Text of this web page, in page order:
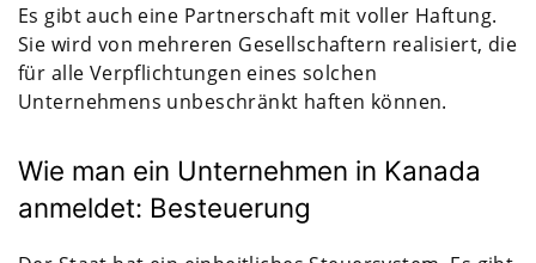
Es gibt auch eine Partnerschaft mit voller Haftung.
Sie wird von mehreren Gesellschaftern realisiert, die
für alle Verpflichtungen eines solchen
Unternehmens unbeschränkt haften können.
Wie man ein Unternehmen in Kanada
anmeldet: Besteuerung